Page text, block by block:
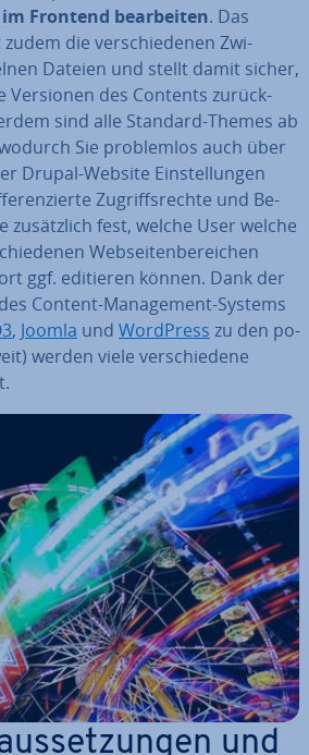
Frontend be­ar­bei­ten. Das
die ver­schie­de­nen Zwi­
Dateien und stellt damit sicher,
Versionen des Contents zu­rück­
sind alle Standard-Themes ab
Sie pro­blem­los auch über
Drupal-Website Ein­stel­lun­gen
Zu­griffs­rech­te und Be­
zu­sätz­lich fest, welche User welche
Web­sei­ten­be­rei­chen
ggf. editieren können. Dank der
Content-Ma­nage­ment-Systems
, Joomla und WordPress zu den po­
werden viele ver­schie­de­ne
und